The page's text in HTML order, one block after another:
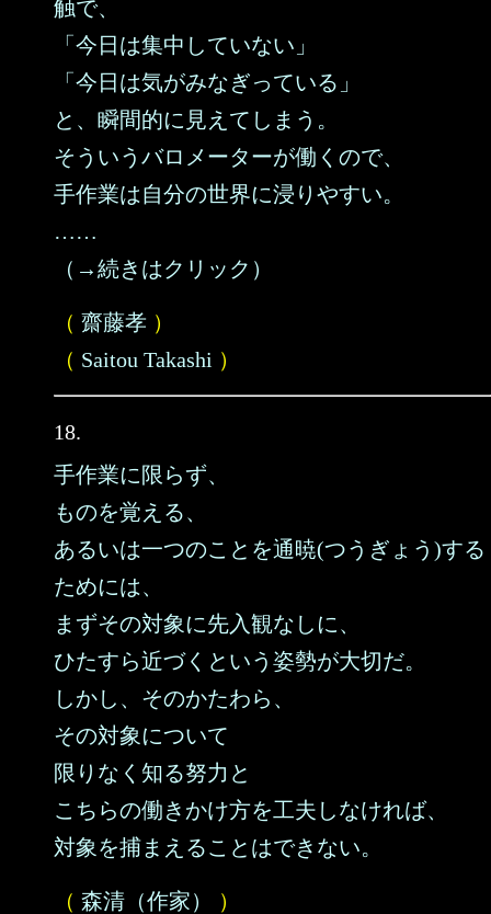
触で、
「今日は集中していない」
「今日は気がみなぎっている」
と、瞬間的に見えてしまう。
そういうバロメーターが働くので、
手作業は自分の世界に浸りやすい。
……
（→続きはクリック）
（ 齋藤孝 ）
（ Saitou Takashi ）
18.
手作業に限らず、
ものを覚える、
あるいは一つのことを通暁(つうぎょう)する
ためには、
まずその対象に先入観なしに、
ひたすら近づくという姿勢が大切だ。
しかし、そのかたわら、
その対象について
限りなく知る努力と
こちらの働きかけ方を工夫しなければ、
対象を捕まえることはできない。
（ 森清（作家）
）